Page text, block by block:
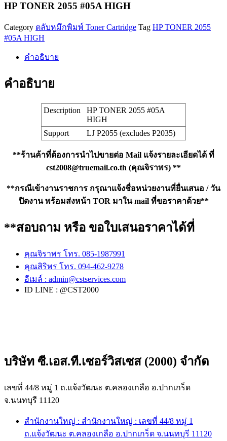
HIGH
HP TONER 2055 #05A HIGH
Category ตลับหมึกพิมพ์ Toner Cartridge Tag HP TONER 2055
#05A HIGH
คำอธิบาย
คำอธิบาย
Description
HP TONER 2055 #05A
HIGH
Support
LJ P2055 (excludes P2035)
**ร้านค้าที่ต้องการนำไปขายต่อ Mail แจ้งรายละเอียดได้ ที่
cst2008@truemail.co.th (คุณจิราพร) **
**กรณีเข้างานราชการ กรุณาแจ้งชื่อหน่วยงานที่ยื่นเสนอ / วัน
ปิดงาน พร้อมส่งหน้า TOR มาใน mail ที่ขอราคาด้วย**
**สอบถาม หรือ ขอใบเสนอราคาได้ที่
คุณจิราพร โทร. 085-1987991
คุณสิริพร โทร. 094-462-9278
อีเมล์ : admin@cstservices.com
ID LINE : @CST2000
บริษัท ซี.เอส.ที.เซอร์วิสเซส (2000) จำกัด
เลขที่ 44/8 หมู่ 1 ถ.แจ้งวัฒนะ ต.คลองเกลือ อ.ปากเกร็ด
จ.นนทบุรี 11120
สำนักงานใหญ่ : สำนักงานใหญ่ : เลขที่ 44/8 หมู่ 1
ถ.แจ้งวัฒนะ ต.คลองเกลือ อ.ปากเกร็ด จ.นนทบุรี 11120